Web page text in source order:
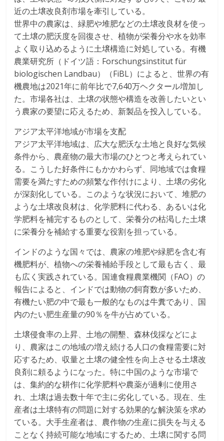
近の土壌改良剤市場を牽引している。
世界中の農家は、緑肥や堆肥などの土壌改良材を使っ
て土壌の肥沃度を回復させ、植物が栄養分や水を効率
よく取り込めるように土壌構造に対処している。有機
農業研究所（ドイツ語：Forschungsinstitut für
biologischen Landbau）（FiBL）によると、世界の有
機農地は2021年に前年比で7,640万ヘクタール増加し
た。市場各社は、土壌の状態や構造を改善したいとい
う農家の要望に応えるため、新製品を投入している。
アジア太平洋地域が市場を支配
アジア太平洋地域は、広大な肥沃な土地と良好な気候
条件から、農産物の最大市場のひとつと考えられてい
る。こうした好条件にもかかわらず、同地域では食糧
需要を満たすための頻繁な作付けにより、土壌の劣化
が深刻化している。このような状況において、堆肥の
ような土壌改良材は、化学肥料に代わる、あるいは化
学肥料を補完するものとして、栄養分の枯渇した土壌
に栄養分を補給する重要な役割を担っている。
インドのような国々では、農家の堆肥や緑肥を含む有
機肥料が、植物への栄養補給手段として最も古く、最
も広く実践されている。国連食糧農業機関（FAO）の
報告によると、インドでは動物の飼育数が多いため、
有機たい肥の中で最も一般的なものは牛糞であり、国
内のたい肥生産量の90％を牛が占めている。
土壌侵食率の上昇、土地の開墾、森林伐採などによ
り、農家はこの地域の増え続ける人口の食糧需要に対
応するため、収量と土壌の健全性を向上させる土壌改
良剤に頼るようになった。特に中国のような市場で
は、集約的な耕作に化学肥料や農薬が過剰に使用さ
れ、土壌は過去数十年で主に劣化している。現在、生
産者は土壌特有の問題に対する効果的な解決策を求め
ている。大手生産者は、農作物の生産に損失を与える
ことなく持続可能な地域にするため、土壌に関する問